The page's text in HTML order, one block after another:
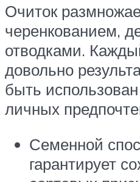
Очиток
черенкованием,
отводками.
довольно
быть
личных
Семенной
гарантирует